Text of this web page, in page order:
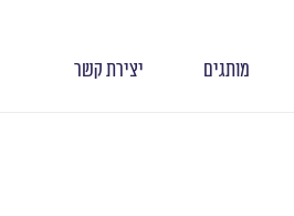
מותגים יצירת קשר